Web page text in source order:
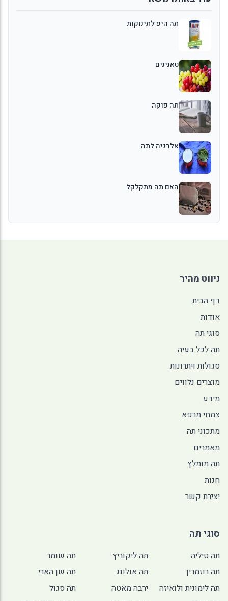
תה היפ לתינוקות
טאנינים
תה פוקה
אלרגיה לתה
האם תה מתקלקל
ניווט מהיר
דף הבית
אודות
סוגי תה
תה לכל בעיה
סגולות ויתרונות
מוצרים נלווים
מידע
צמחי מרפא
מתכוני תה
מאמרים
תה מומלץ
חנות
יצירת קשר
סוגי תה
תה טיליה תה ליקוריץ
תה שומר
תה רוזמרין
תה אולונג
תה שן הארי
תה לימונית ולואיזה
ירבה מאטה
תה סגול